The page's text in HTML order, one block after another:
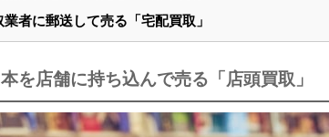
業者に郵送して売る「宅配買取」
を店舗に持ち込んで売る「店頭買取」